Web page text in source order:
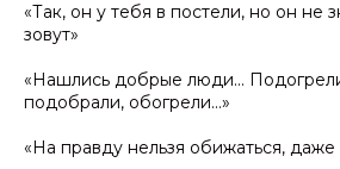
«Так, он у тебя в постели, но он не
зовут»
«Нашлись добрые люди...
подобрали, обогрели...»
«На правду нельзя обижаться, даже